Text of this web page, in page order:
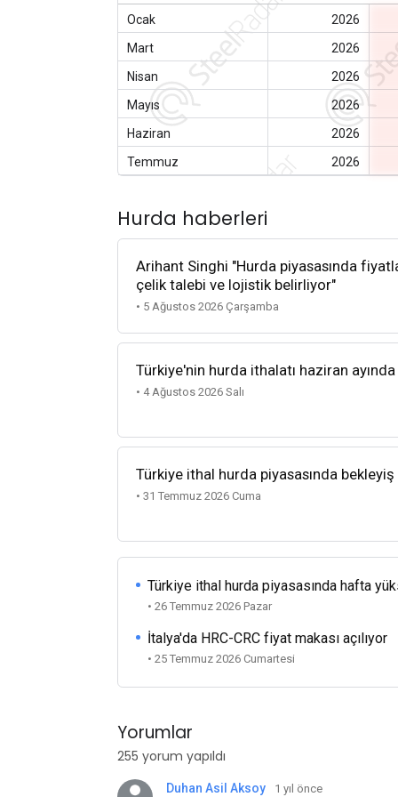
Ocak 2026
Mart
2026
Nisan
2026
Mayıs
2026
Haziran
2026
Temmuz
2026
Hurda haberleri
Arihant Singhi "Hurda piyasasında
çelik talebi ve lojistik belirliyor"
• 5 Ağustos 2026 Çarşamba
Türkiye'nin hurda ithalatı haziran ayında
• 4 Ağustos 2026 Salı
Türkiye ithal hurda piyasasında
• 31 Temmuz 2026 Cuma
Türkiye ithal hurda piyasasında hafta
• 26 Temmuz 2026 Pazar
İtalya'da HRC-CRC fiyat makası açılıyor
• 25 Temmuz 2026 Cumartesi
Yorumlar
255 yorum yapıldı
Duhan Asil Aksoy 1 yıl önce